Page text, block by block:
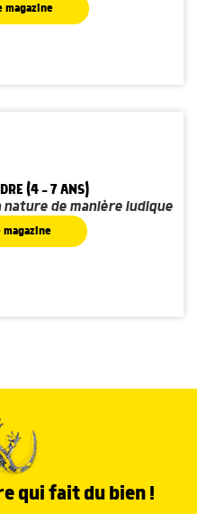
(4 - 7 ANS)
de manière ludique
qui fait du bien !